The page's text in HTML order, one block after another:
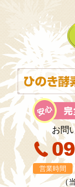
お問
営業時間
（